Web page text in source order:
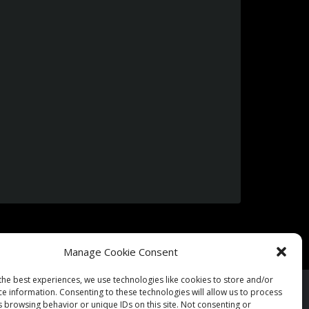
Manage Cookie Consent
best experiences, we use technologies like cookies to store and/or
information. Consenting to these technologies will allow us to process
browsing behavior or unique IDs on this site. Not consenting or